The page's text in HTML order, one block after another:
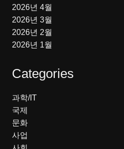
2026년 4월
2026년 3월
2026년 2월
2026년 1월
Categories
과학/IT
국제
문화
사업